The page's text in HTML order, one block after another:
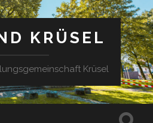
KRÜSEL
Krüsel